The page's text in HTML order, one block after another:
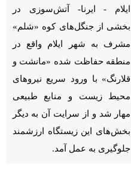
ایلام - ایرنا- آتش‌سوزی در
بخشی از جنگل‌های کوه «شلم»
مشرف به شهر ایلام واقع در
منطقه حفاظت‌ شده «مانشت و
قلارنگ» با ورود سریع نیروهای
محیط زیست و منابع طبیعی
مهار شد و از سرایت آن به دیگر
بخش‌های این زیستگاه ارزشمند
جلوگیری به عمل آمد.